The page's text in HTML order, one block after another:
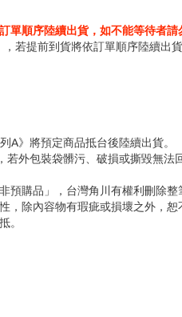
順序陸續出貨，如不能等待者請
若提前到貨將依訂單順序陸續出貨
A》將預定商品抵台後陸續出貨。
外包裝袋髒污、破損或撕毀無法
購品」，台灣角川有權利刪除整
除內容物有瑕疵或損壞之外，恕
。